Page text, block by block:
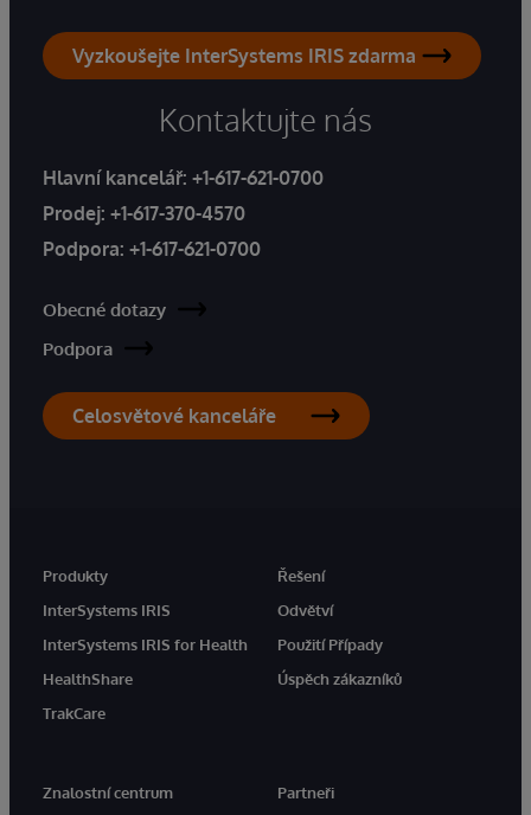
Vyzkoušejte InterSystems IRIS zdarma
Kontaktujte nás
Hlavní kancelář: +1-617-621-0700
Prodej: +1-617-370-4570
Podpora: +1-617-621-0700
Obecné dotazy
Podpora
Celosvětové kanceláře
Produkty
InterSystems IRIS
InterSystems IRIS for Health
HealthShare
TrakCare
Řešení
Odvětví
Použití Případy
Úspěch zákazníků
Znalostní centrum
Partneři